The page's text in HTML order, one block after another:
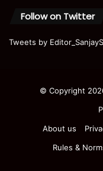
Follow on Twitter
Tweets by Editor_SanjayS
© Copyright
About us
Rules &